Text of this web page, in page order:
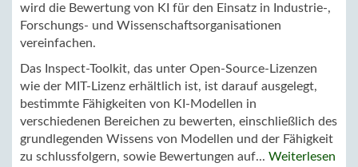
wird die Bewertung von KI für den Einsatz in Industrie-,
Forschungs- und Wissenschaftsorganisationen
vereinfachen.
Das Inspect-Toolkit, das unter Open-Source-Lizenzen
wie der MIT-Lizenz erhältlich ist, ist darauf ausgelegt,
bestimmte Fähigkeiten von KI-Modellen in
verschiedenen Bereichen zu bewerten, einschließlich des
grundlegenden Wissens von Modellen und der Fähigkeit
zu schlussfolgern, sowie Bewertungen auf... Weiterlesen